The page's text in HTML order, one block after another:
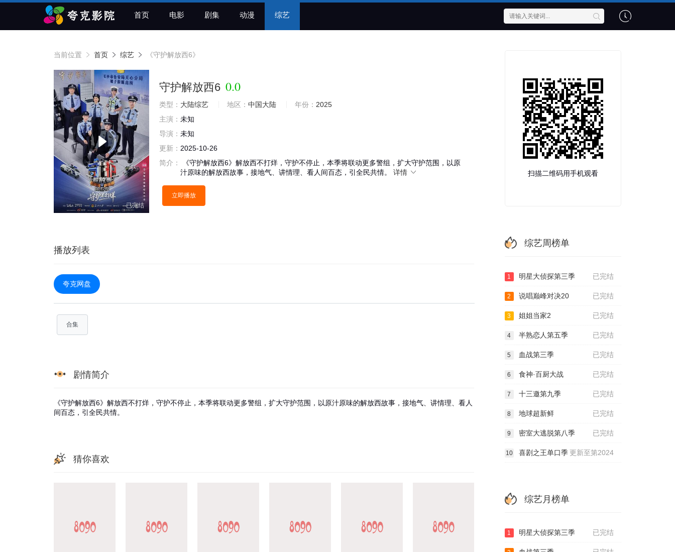
首页 电影 剧集 动漫 综艺
当前位置 首页 综艺 《守护解放西6》
已完结
守护解放西6 0.0
类型： 大陆综艺 地区： 中国大陆 年份： 2025
主演： 未知
导演： 未知
更新： 2025-10-26
简介：
《守护解放西6》解放西不打烊，守护不停止，本季将联动更多警组，扩大守护范围，以原
汁原味的解放西故事，接地气、讲情理、看人间百态，引全民共情。 详情
立即播放
播放列表
夸克网盘
合集
剧情简介
《守护解放西6》解放西不打烊，守护不停止，本季将联动更多警组，扩大守护范围，以原汁原味的解放西故事，接地气、讲情理、看人
间百态，引全民共情。
猜你喜欢
扫描二维码用手机观看
综艺周榜单
已完结
1 明星大侦探第三季
已完结
2 说唱巅峰对决20
已完结
3 姐姐当家2
已完结
4 半熟恋人第五季
已完结
5 血战第三季
已完结
6 食神·百厨大战
已完结
7 十三邀第九季
已完结
8 地球超新鲜
已完结
9 密室大逃脱第八季
更新至第2024
10 喜剧之王单口季
综艺月榜单
已完结
1 明星大侦探第三季